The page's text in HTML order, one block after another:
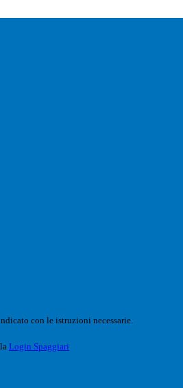
con le istruzioni necessarie.
Login Spaggiari